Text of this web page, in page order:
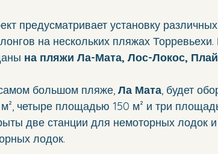
предусматривает установку
на нескольких пляжах
на пляжи Ла-Мата, Лос-Локос,
большом пляже, Ла Мата, будет
четыре площадью 150 м² и три
две станции для немоторных лодок
лодок.